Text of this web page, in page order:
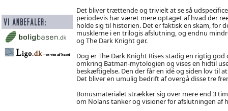
Det bliver trættende og trivielt at se så
periodevis har været mere optaget af hvad der
holde sig til historien. Det er faktisk en skam, for
musklerne i en trilogis afslutning, og endnu
og The Dark Knight gør.
Dog er The Dark Knight Rises stadig en rigtig
omkring Batman-mytologien og vises en hidtil
beskæftigelse. Den der får en idé og siden lov til
Det bliver en umulig bedrift af overgå disse tre
Bonusmaterialet strækker sig over mere end 3
om Nolans tanker og visioner for afslutningen af